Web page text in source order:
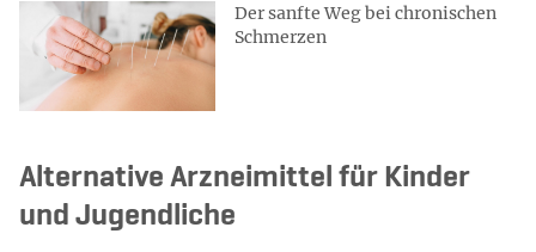
Der sanfte Weg bei chronischen
Schmerzen
Alternative Arzneimittel für Kinder
und Jugendliche